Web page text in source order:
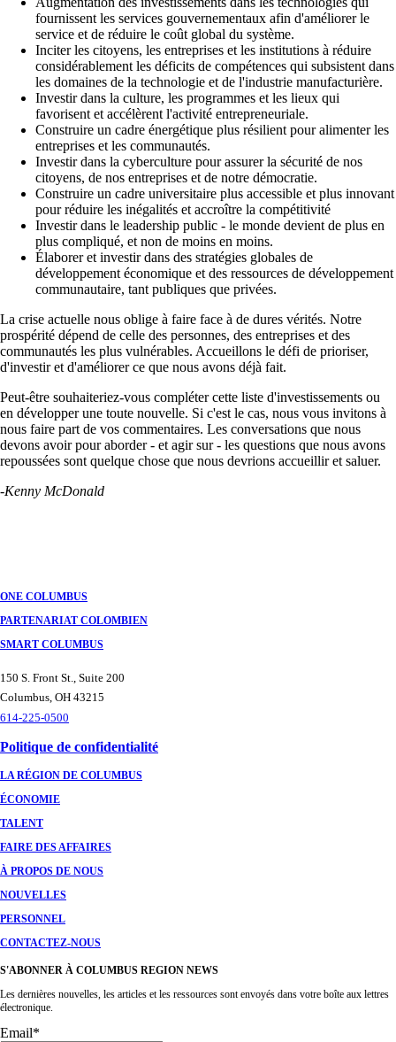
fournissent les services gouvernementaux afin d'améliorer le
service et de réduire le coût global du système.
Inciter les citoyens, les entreprises et les institutions à réduire
considérablement les déficits de compétences qui subsistent dans
les domaines de la technologie et de l'industrie manufacturière.
Investir dans la culture, les programmes et les lieux qui
favorisent et accélèrent l'activité entrepreneuriale.
Construire un cadre énergétique plus résilient pour alimenter les
entreprises et les communautés.
Investir dans la cyberculture pour assurer la sécurité de nos
citoyens, de nos entreprises et de notre démocratie.
Construire un cadre universitaire plus accessible et plus innovant
pour réduire les inégalités et accroître la compétitivité
Investir dans le leadership public - le monde devient de plus en
plus compliqué, et non de moins en moins.
Élaborer et investir dans des stratégies globales de
développement économique et des ressources de développement
communautaire, tant publiques que privées.
La crise actuelle nous oblige à faire face à de dures vérités. Notre
prospérité dépend de celle des personnes, des entreprises et des
communautés les plus vulnérables. Accueillons le défi de prioriser,
d'investir et d'améliorer ce que nous avons déjà fait.
Peut-être souhaiteriez-vous compléter cette liste d'investissements ou
en développer une toute nouvelle. Si c'est le cas, nous vous invitons à
nous faire part de vos commentaires. Les conversations que nous
devons avoir pour aborder - et agir sur - les questions que nous avons
repoussées sont quelque chose que nous devrions accueillir et saluer.
-Kenny McDonald
ONE COLUMBUS
PARTENARIAT COLOMBIEN
SMART COLUMBUS
150 S. Front St., Suite 200
Columbus, OH 43215
614-225-0500
Politique de confidentialité
LA RÉGION DE COLUMBUS
ÉCONOMIE
TALENT
FAIRE DES AFFAIRES
À PROPOS DE NOUS
NOUVELLES
PERSONNEL
CONTACTEZ-NOUS
S'ABONNER À COLUMBUS REGION NEWS
Les dernières nouvelles, les articles et les ressources sont envoyés dans votre boîte aux lettres
électronique.
Email*